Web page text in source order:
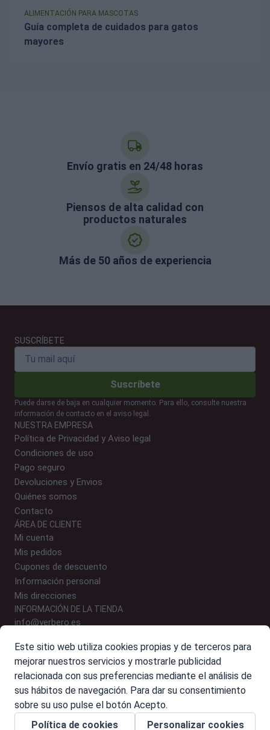
ALIMENTACIÓN PARA MASCOTAS
Guía completa de cuidados para gatos
mayores
Envío gratis en 24/48 horas
Piensos de alta calidad con
productos naturales
Más de 50 años de experiencia
SUSCRÍBETE
Suscríbete
Puede darse de baja en cualquier momento. Para ello, consulte nuestra
información de contacto en el aviso legal.
NUESTRA EMPRESA
Política de Privacidad y Aviso legal
Condiciones de uso
Pago seguro
Devoluciones y Envios
Quiénes somos
Contacto
ÁREA DE CLIENTE
Mi cuenta
Mis pedidos
Cupones de descuento
Información personal
Mis direcciones
INFORMACIÓN DE LA TIENDA
info@yerbero.es
Polígono Malpica, Calle E, Nº 9-10, 50016 Zaragoza
Este sitio web utiliza cookies propias y de terceros para
mejorar nuestros servicios y mostrarle publicidad
relacionada con sus preferencias mediante el análisis de
sus hábitos de navegación. Para dar su consentimiento
sobre su uso pulse el botón Acepto.
Política de cookies
Personalizar cookies
© 2026 Yerbero. Alimentación de calidad para perros y gatos